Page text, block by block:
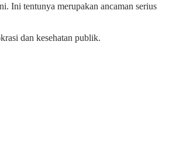
Ini tentunya merupakan ancaman serius
dan kesehatan publik.